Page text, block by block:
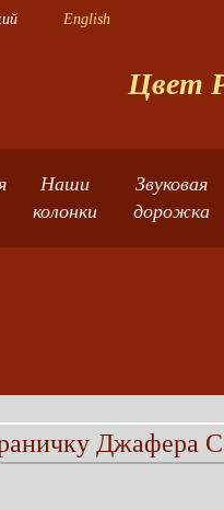
English
Цвет
Наши
колонки
Звуковая
дорожка
Джафера